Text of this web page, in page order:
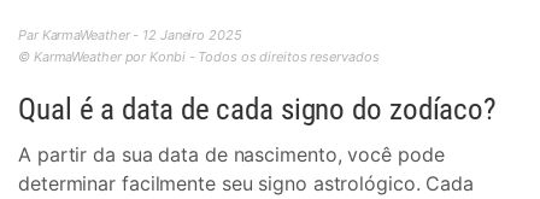
Par KarmaWeather - 12 Janeiro 2025
© KarmaWeather por Konbi - Todos os direitos reservados
Qual é a data de cada signo do zodíaco?
A partir da sua data de nascimento, você pode
determinar facilmente seu signo astrológico. Cada